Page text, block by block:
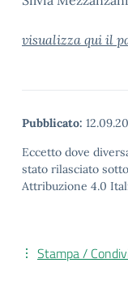
visualizza qui il
Pubblicato:
Eccetto dove
stato rilasciato
Attribuzione 4.0
Stampa /